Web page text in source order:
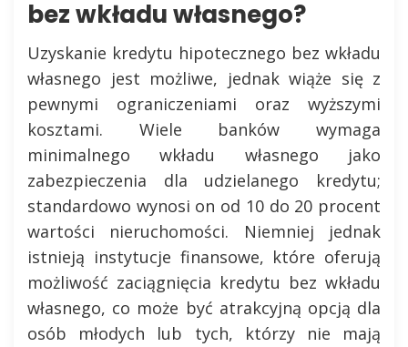
bez wkładu własnego?
Uzyskanie kredytu hipotecznego bez wkładu
własnego jest możliwe, jednak wiąże się z
pewnymi ograniczeniami oraz wyższymi
kosztami. Wiele banków wymaga
minimalnego wkładu własnego jako
zabezpieczenia dla udzielanego kredytu;
standardowo wynosi on od 10 do 20 procent
wartości nieruchomości. Niemniej jednak
istnieją instytucje finansowe, które oferują
możliwość zaciągnięcia kredytu bez wkładu
własnego, co może być atrakcyjną opcją dla
osób młodych lub tych, którzy nie mają